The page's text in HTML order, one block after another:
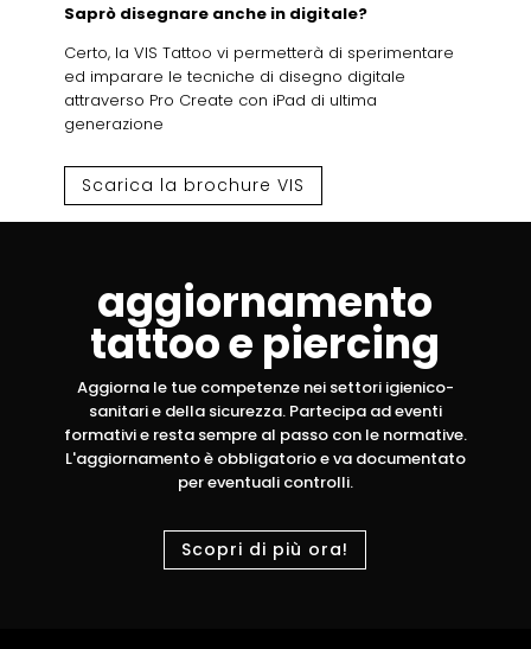
Saprò disegnare anche in digitale?
Certo, la VIS Tattoo vi permetterà di sperimentare
ed imparare le tecniche di disegno digitale
attraverso Pro Create con iPad di ultima
generazione
Scarica la brochure VIS
aggiornamento
tattoo e piercing
Aggiorna le tue competenze nei settori igienico-
sanitari e della sicurezza. Partecipa ad eventi
formativi e resta sempre al passo con le normative.
L'aggiornamento è obbligatorio e va documentato
per eventuali controlli.
Scopri di più ora!